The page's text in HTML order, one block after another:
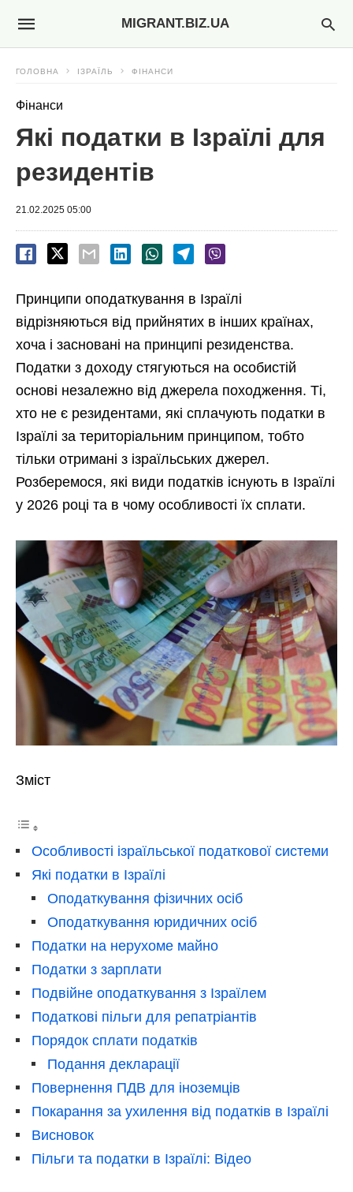
MIGRANT.BIZ.UA
ГОЛОВНА ІЗРАЇЛЬ ФІНАНСИ
Фінанси
Які податки в Ізраїлі для
резидентів
21.02.2025 05:00
Принципи оподаткування в Ізраїлі
відрізняються від прийнятих в інших країнах,
хоча і засновані на принципі резиденства.
Податки з доходу стягуються на особистій
основі незалежно від джерела походження. Ті,
хто не є резидентами, які сплачують податки в
Ізраїлі за територіальним принципом, тобто
тільки отримані з ізраїльських джерел.
Розберемося, які види податків існують в Ізраїлі
у 2026 році та в чому особливості їх сплати.
Зміст
Особливості ізраїльської податкової системи
Які податки в Ізраїлі
Оподаткування фізичних осіб
Оподаткування юридичних осіб
Податки на нерухоме майно
Податки з зарплати
Подвійне оподаткування з Ізраїлем
Податкові пільги для репатріантів
Порядок сплати податків
Подання декларації
Повернення ПДВ для іноземців
Покарання за ухилення від податків в Ізраїлі
Висновок
Пільги та податки в Ізраїлі: Відео